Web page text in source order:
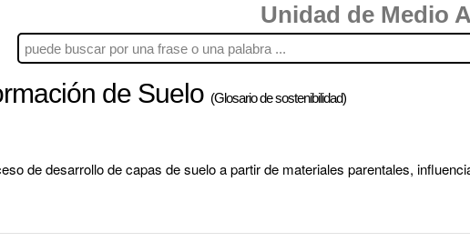
Unidad de Medio
de Suelo (Glosario de sostenibilidad)
de desarrollo de capas de suelo a partir de materiales parentales,